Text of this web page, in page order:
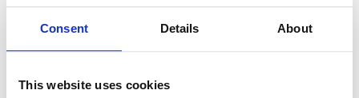
Consent Details About
This website uses cookies
Amsterdamas – menų ir kultūros miestas. Nors čia
vykstančių teatro spektaklių bei koncertų bilietų kainos
kultūros ir meno mylėtojams reguliariai surengia
gegužės, antradieniais, 12,30 val. galite apsilankyti